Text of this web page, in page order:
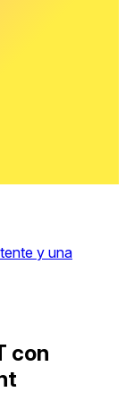
y una
con